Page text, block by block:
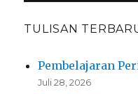
TULISAN
Pembelajaran
Juli 28, 2026